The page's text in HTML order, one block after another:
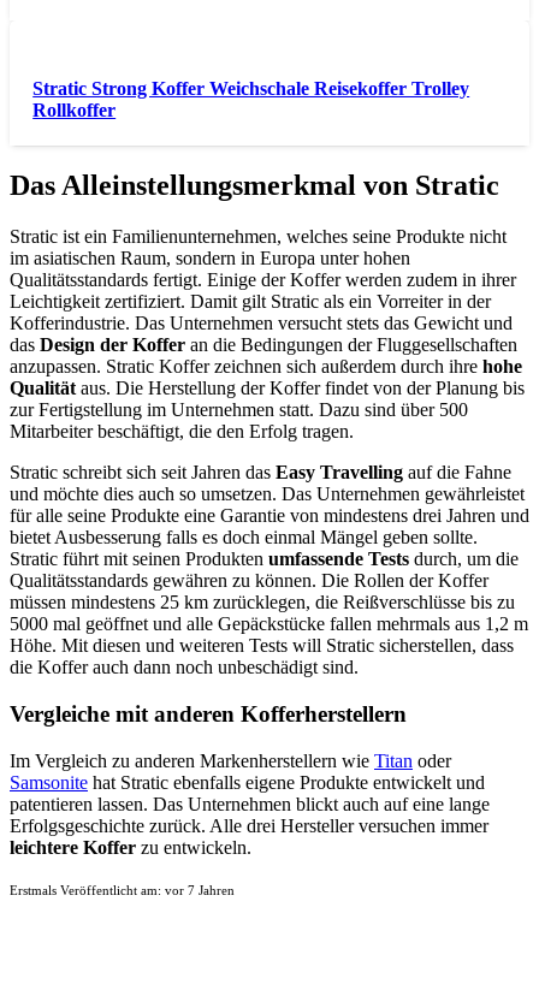
Stratic Strong Koffer Weichschale Reisekoffer Trolley
Rollkoffer
Das Alleinstellungsmerkmal von Stratic
Stratic ist ein Familienunternehmen, welches seine Produkte nicht
im asiatischen Raum, sondern in Europa unter hohen
Qualitätsstandards fertigt. Einige der Koffer werden zudem in ihrer
Leichtigkeit zertifiziert. Damit gilt Stratic als ein Vorreiter in der
Kofferindustrie. Das Unternehmen versucht stets das Gewicht und
das Design der Koffer an die Bedingungen der Fluggesellschaften
anzupassen. Stratic Koffer zeichnen sich außerdem durch ihre hohe
Qualität aus. Die Herstellung der Koffer findet von der Planung bis
zur Fertigstellung im Unternehmen statt. Dazu sind über 500
Mitarbeiter beschäftigt, die den Erfolg tragen.
Stratic schreibt sich seit Jahren das Easy Travelling auf die Fahne
und möchte dies auch so umsetzen. Das Unternehmen gewährleistet
für alle seine Produkte eine Garantie von mindestens drei Jahren und
bietet Ausbesserung falls es doch einmal Mängel geben sollte.
Stratic führt mit seinen Produkten umfassende Tests durch, um die
Qualitätsstandards gewähren zu können. Die Rollen der Koffer
müssen mindestens 25 km zurücklegen, die Reißverschlüsse bis zu
5000 mal geöffnet und alle Gepäckstücke fallen mehrmals aus 1,2 m
Höhe. Mit diesen und weiteren Tests will Stratic sicherstellen, dass
die Koffer auch dann noch unbeschädigt sind.
Vergleiche mit anderen Kofferherstellern
Im Vergleich zu anderen Markenherstellern wie Titan oder
Samsonite hat Stratic ebenfalls eigene Produkte entwickelt und
patentieren lassen. Das Unternehmen blickt auch auf eine lange
Erfolgsgeschichte zurück. Alle drei Hersteller versuchen immer
leichtere Koffer zu entwickeln.
Erstmals Veröffentlicht am: vor 7 Jahren